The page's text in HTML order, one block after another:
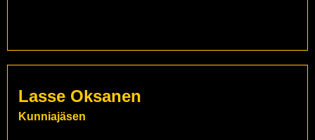
Lasse Oksanen
Kunniajäsen